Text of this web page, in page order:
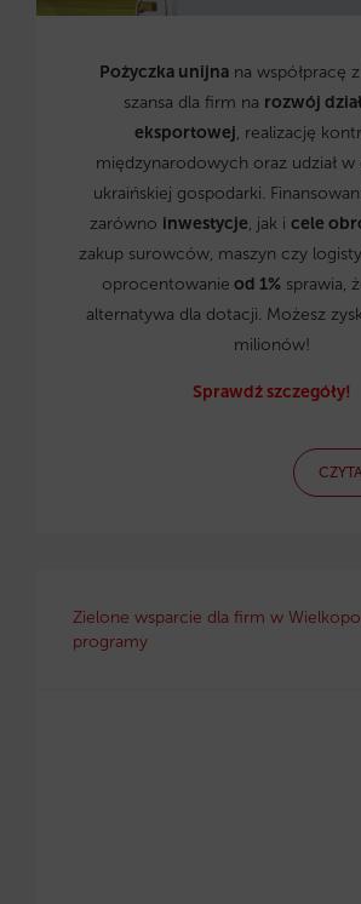
Pożyczka unijna na współpracę
szansa dla firm na rozwój
eksportowej, realizację
międzynarodowych oraz udział
ukraińskiej gospodarki.
zarówno inwestycje, jak i cele
zakup surowców, maszyn czy
oprocentowanie od 1%sprawia,
alternatywa dla dotacji. Możesz
milionów!
Sprawdź szczegóły!
Zielone wsparcie dla firm w
programy